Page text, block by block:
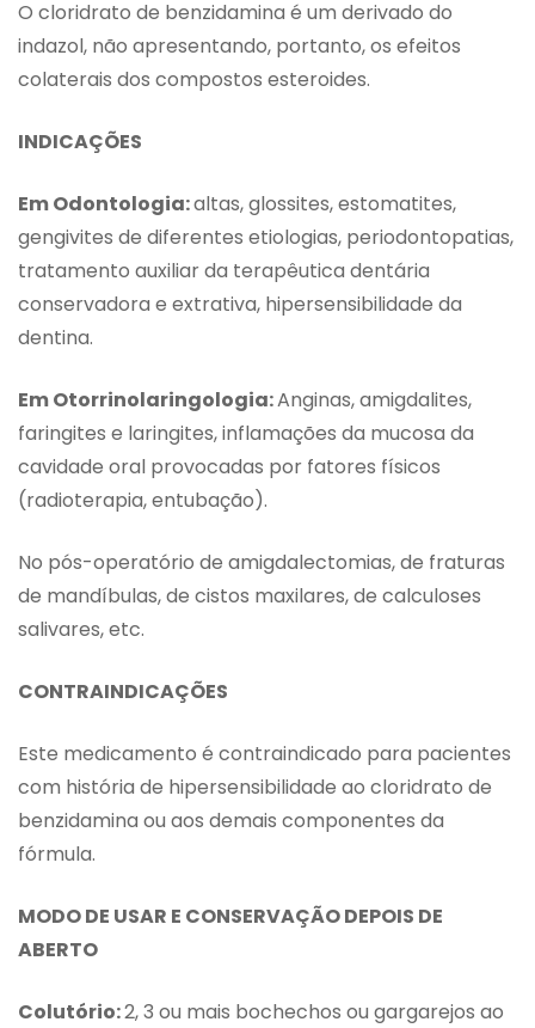
O cloridrato de benzidamina é um derivado do
indazol, não apresentando, portanto, os efeitos
colaterais dos compostos esteroides.
INDICAÇÕES
Em Odontologia:altas, glossites, estomatites,
gengivites de diferentes etiologias, periodontopatias,
tratamento auxiliar da terapêutica dentária
conservadora e extrativa, hipersensibilidade da
dentina.
Em Otorrinolaringologia:Anginas, amigdalites,
faringites e laringites, inflamações da mucosa da
cavidade oral provocadas por fatores físicos
(radioterapia, entubação).
No pós-operatório de amigdalectomias, de fraturas
de mandíbulas, de cistos maxilares, de calculoses
salivares, etc.
CONTRAINDICAÇÕES
Este medicamento é contraindicado para pacientes
com história de hipersensibilidade ao cloridrato de
benzidamina ou aos demais componentes da
fórmula.
MODO DE USAR E CONSERVAÇÃO DEPOIS DE
ABERTO
Colutório:2, 3 ou mais bochechos ou gargarejos ao